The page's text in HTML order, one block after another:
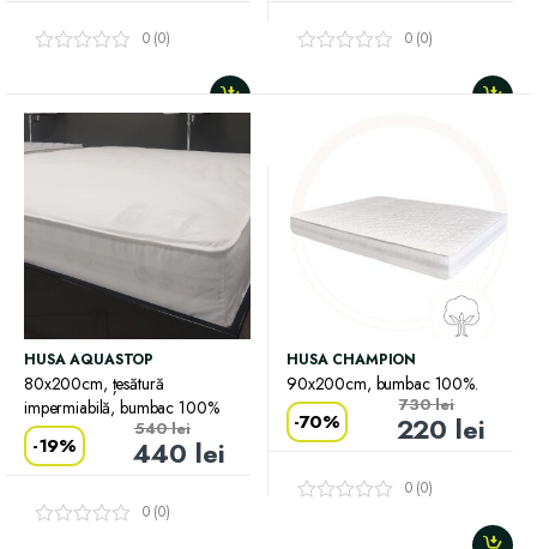
0 (0) 0 (0)
HUSA AQUASTOP
80x200cm, țesătură
impermiabilă, bumbac 100%
-19% 440 lei
540lei
0 (0)
HUSA CHAMPION
90x200cm, bumbac 100%.
-70% 220 lei
730lei
0 (0)